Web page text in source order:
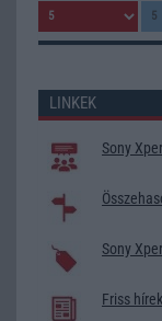
LINKEK
Sony
Sony
Friss